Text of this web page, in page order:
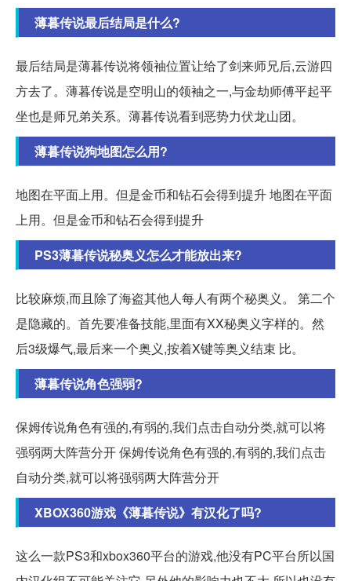
薄暮传说最后结局是什么?
最后结局是薄暮传说将领袖位置让给了剑来师兄后,云游四
方去了。薄暮传说是空明山的领袖之一,与金劫师傅平起平
坐也是师兄弟关系。薄暮传说看到恶势力伏龙山团。
薄暮传说狗地图怎么用?
地图在平面上用。但是金币和钻石会得到提升 地图在平面
上用。但是金币和钻石会得到提升
PS3薄暮传说秘奥义怎么才能放出来?
比较麻烦,而且除了海盗其他人每人有两个秘奥义。 第二个
是隐藏的。首先要准备技能,里面有XX秘奥义字样的。然
后3级爆气,最后来一个奥义,按着X键等奥义结束 比。
薄暮传说角色强弱?
保姆传说角色有强的,有弱的,我们点击自动分类,就可以将
强弱两大阵营分开 保姆传说角色有强的,有弱的,我们点击
自动分类,就可以将强弱两大阵营分开
XBOX360游戏《薄暮传说》有汉化了吗?
这么一款PS3和xbox360平台的游戏,他没有PC平台所以国